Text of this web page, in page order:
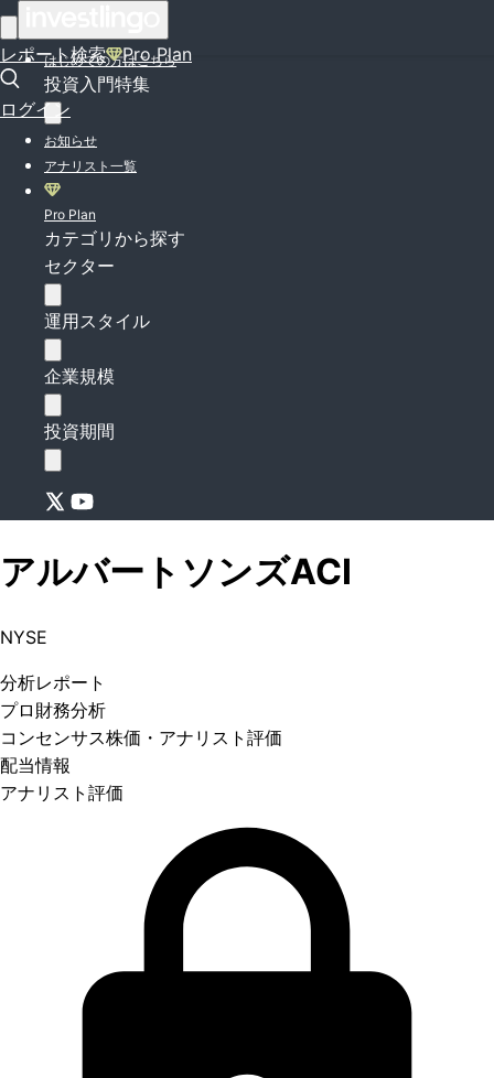
レポート検索 Pro Plan
ログイン
はじめての方はこちら
投資入門特集
お知らせ
アナリスト一覧
Pro Plan
カテゴリから探す
セクター
運用スタイル
企業規模
投資期間
アルバートソンズACI
NYSE
分析レポート
プロ 財務分析
コンセンサス株価 ・アナリスト評価
配当情報
アナリスト評価